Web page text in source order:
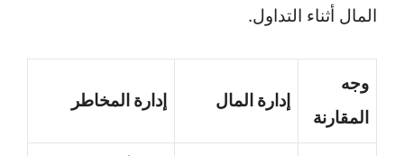
المال أثناء التداول.
وجه
المقارنة
إدارة المال إدارة المخاطر